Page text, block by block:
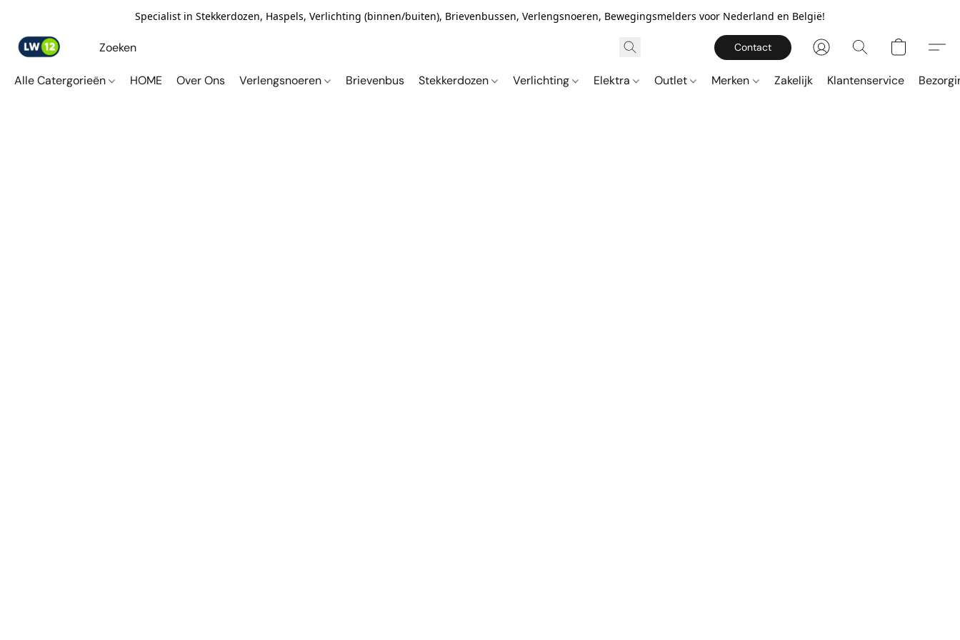
Specialist in Stekkerdozen, Haspels, Verlichting (binnen/buiten), Brievenbussen, Verlengsnoeren, Bewegingsmelders voor Nederland en België!
Contact
Alle Catergorieën HOME Over Ons Verlengsnoeren Brievenbus Stekkerdozen Verlichting Elektra Outlet Merken Zakelijk Klantenservice